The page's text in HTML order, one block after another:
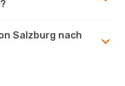
Salzburg nach